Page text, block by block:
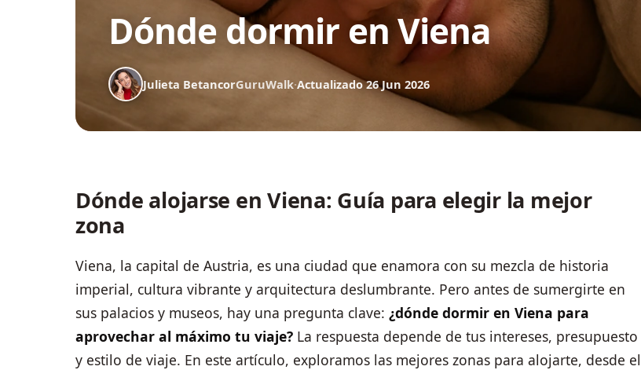
Dónde dormir en Viena
Julieta BetancorGuruWalk·Actualizado 26 Jun 2026
Dónde alojarse en Viena: Guía para elegir la mejor
zona
Viena, la capital de Austria, es una ciudad que enamora con su mezcla de historia
imperial, cultura vibrante y arquitectura deslumbrante. Pero antes de sumergirte en
sus palacios y museos, hay una pregunta clave: ¿dónde dormir en Viena para
aprovechar al máximo tu viaje? La respuesta depende de tus intereses, presupuesto
y estilo de viaje. En este artículo, exploramos las mejores zonas para alojarte, desde el